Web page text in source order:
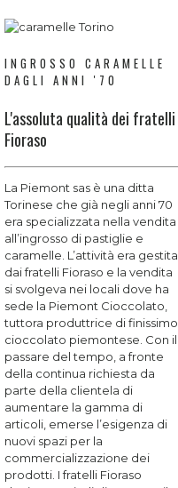
INGROSSO CARAMELLE
DAGLI ANNI '70
L'assoluta qualità dei fratelli
Fioraso
La Piemont sas è una ditta
Torinese che già negli anni 70
era specializzata nella vendita
all’ingrosso di pastiglie e
caramelle. L’attività era gestita
dai fratelli Fioraso e la vendita
si svolgeva nei locali dove ha
sede la Piemont Cioccolato,
tuttora produttrice di finissimo
cioccolato piemontese. Con il
passare del tempo, a fronte
della continua richiesta da
parte della clientela di
aumentare la gamma di
articoli, emerse l’esigenza di
nuovi spazi per la
commercializzazione dei
prodotti. I fratelli Fioraso